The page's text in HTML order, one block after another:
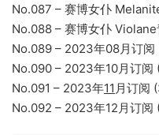
No.087 – 赛博女仆
No.088 – 赛博女仆
No.089 – 2023年08月订阅
No.090 – 2023年10月订阅
No.091 – 2023年11 月订阅
No.092 – 2023年12月订阅